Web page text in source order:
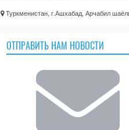
Туркменистан, г.Ашхабад, Арчабил
ОТПРАВИТЬ НАМ НОВОСТИ